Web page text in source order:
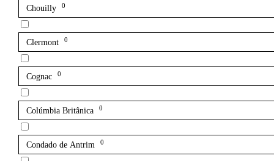
Chouilly 0
Clermont 0
Cognac 0
Colúmbia Britânica 0
Condado de Antrim 0